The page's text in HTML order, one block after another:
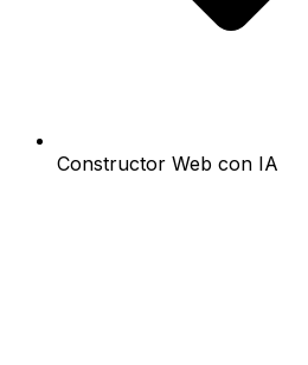
Constructor Web con IA